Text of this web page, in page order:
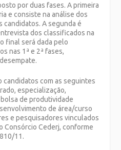
por duas fases. A primeira
e consiste na análise dos
A segunda é
dos classificados na
final será dada pelo
nas 1ª e 2ª fases,
candidatos com as seguintes
especialização,
de produtividade
de área/curso
e pesquisadores vinculados
Consórcio Cederj, conforme
11.